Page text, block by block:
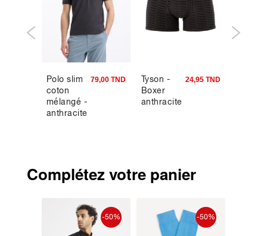
Polo slim
coton
mélangé -
anthracite
79,00 TND
Tyson -
Boxer
anthracite
24,95 TND
Complétez votre panier
-50% -50%